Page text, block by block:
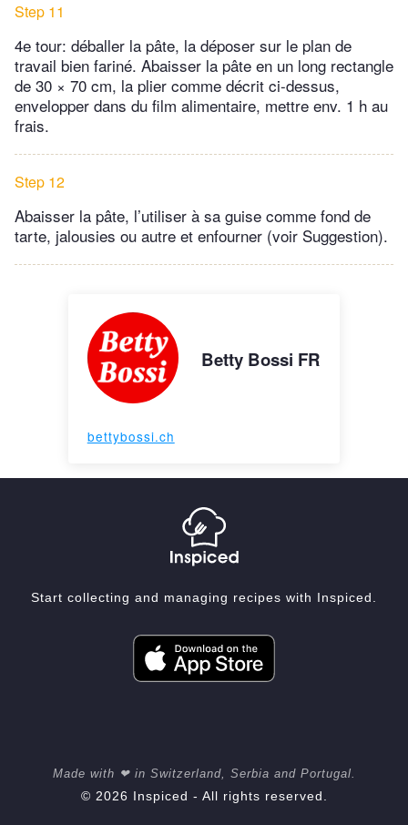
Step 11
4e tour: déballer la pâte, la déposer sur le plan de
travail bien fariné. Abaisser la pâte en un long rectangle
de 30 × 70 cm, la plier comme décrit ci-dessus,
envelopper dans du film alimentaire, mettre env. 1 h au
frais.
Step 12
Abaisser la pâte, l’utiliser à sa guise comme fond de
tarte, jalousies ou autre et enfourner (voir Suggestion).
Betty Bossi FR
bettybossi.ch
Start collecting and managing recipes with Inspiced.
Made with ❤ in Switzerland, Serbia and Portugal.
© 2026 Inspiced - All rights reserved.